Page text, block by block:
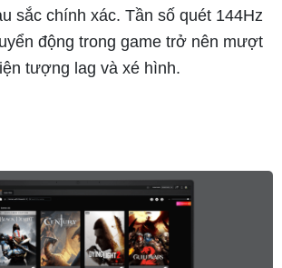
sắc chính xác. Tần số quét 144Hz
động trong game trở nên mượt
tượng lag và xé hình.